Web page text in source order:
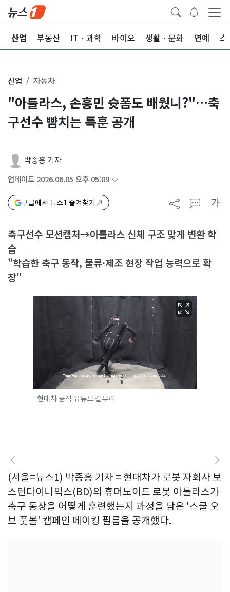
산업 부동산 ITㆍ과학 바이오 생활ㆍ문화 연예 스
산업 자동차
"아틀라스, 손흥민 슛폼도 배웠니?"…축
구선수 뺨치는 특훈 공개
박종홍 기자
업데이트 2026.06.05 오후 05:09
구글에서 뉴스1 즐겨찾기 가
축구선수 모션캡처→아틀라스 신체 구조 맞게 변환 학
습
"학습한 축구 동작, 물류·제조 현장 작업 능력으로 확
장"
현대차 공식 유튜브 갈무리
(서울=뉴스1) 박종홍 기자 = 현대차가 로봇 자회사 보
스턴다이나믹스(BD)의 휴머노이드 로봇 아틀라스가
축구 동장을 어떻게 훈련했는지 과정을 담은 '스쿨 오
브 풋볼' 캠페인 메이킹 필름을 공개했다.